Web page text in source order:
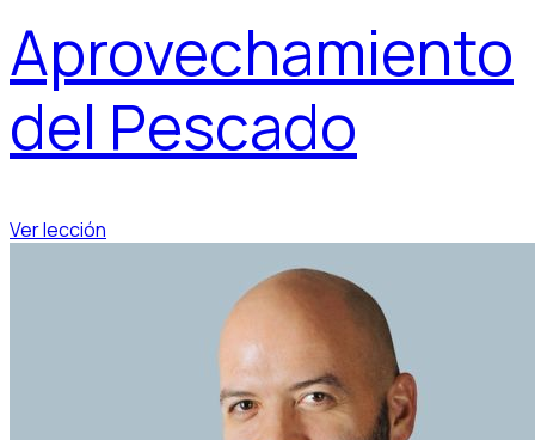
Aprovechamiento
del Pescado
Ver lección